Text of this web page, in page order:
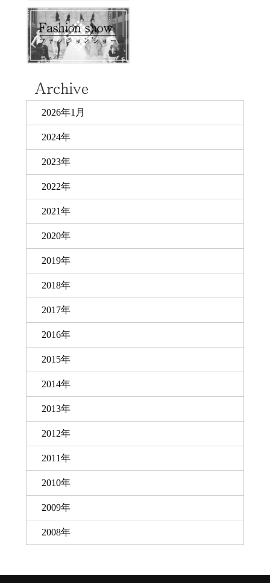
2026年1月
2024年
2023年
2022年
2021年
2020年
2019年
2018年
2017年
2016年
2015年
2014年
2013年
2012年
2011年
2010年
2009年
2008年